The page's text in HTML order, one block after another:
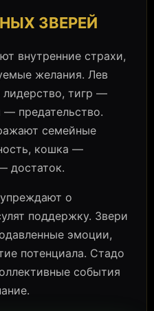
ЗВЕРЕЙ
внутренние страхи,
желания. Лев
лидерство, тигр —
предательство.
семейные
кошка —
достаток.
о
поддержку. Звери
эмоции,
потенциала. Стадо
события